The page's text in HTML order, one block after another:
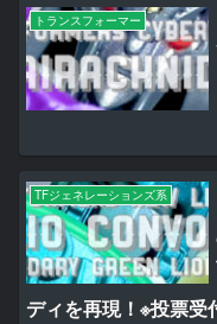
トランスフォーマー
TFジェネレーションズ系
ディを再現！※投票受